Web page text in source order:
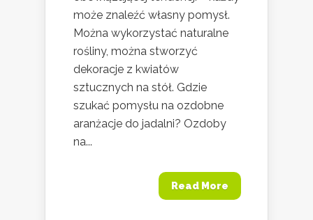
może znaleźć własny pomysł.
Można wykorzystać naturalne
rośliny, można stworzyć
dekoracje z kwiatów
sztucznych na stół. Gdzie
szukać pomysłu na ozdobne
aranżacje do jadalni? Ozdoby
na...
Read More